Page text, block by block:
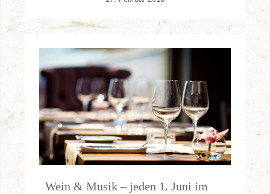
Wein & Musik – jeden 1. Juni im